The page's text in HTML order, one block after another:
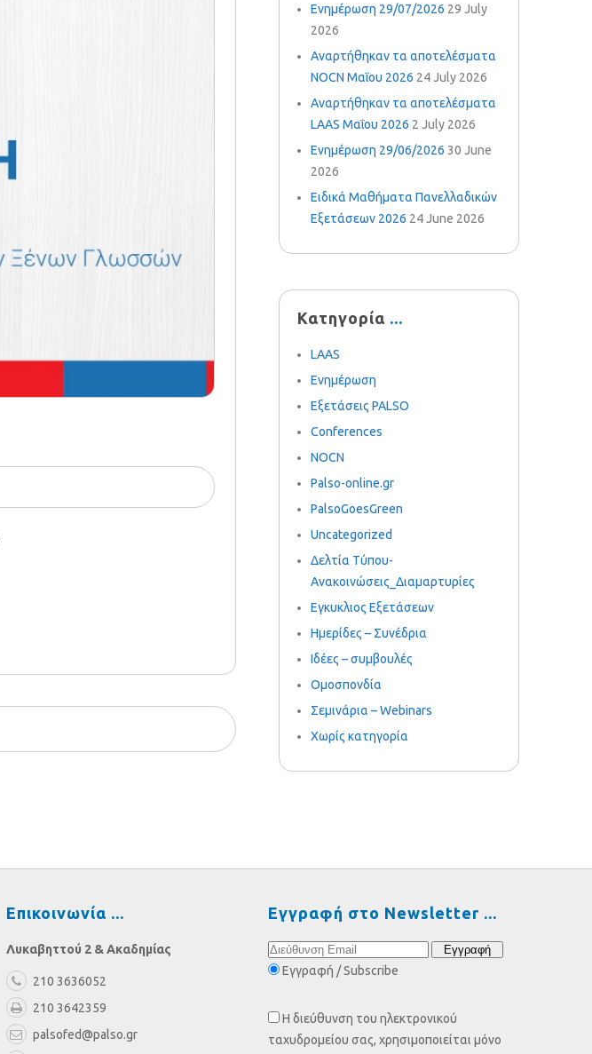
Ενημέρωση 29/07/2026 29 July
2026
Αναρτήθηκαν τα αποτελέσματα
NOCN Μαΐου 2026 24 July 2026
Αναρτήθηκαν τα αποτελέσματα
LAAS Μαΐου 2026 2 July 2026
Ενημέρωση 29/06/2026 30 June
2026
Ειδικά Μαθήματα Πανελλαδικών
Εξετάσεων 2026 24 June 2026
Κατηγορία
LAAS
Ενημέρωση
Εξετάσεις PALSO
Conferences
NOCN
Palso-online.gr
PalsoGoesGreen
Uncategorized
Δελτία Τύπου-
Ανακοινώσεις_Διαμαρτυρίες
Εγκυκλιος Εξετάσεων
Ημερίδες – Συνέδρια
Ιδέες – συμβουλές
Ομοσπονδία
Σεμινάρια – Webinars
Χωρίς κατηγορία
Επικοινωνία
Λυκαβηττού 2 & Ακαδημίας
210 3636052
210 3642359
palsofed@palso.gr
Εγγραφή στο Newsletter
Εγγραφή / Subscribe
Η διεύθυνση του ηλεκτρονικού
ταχυδρομείου σας, χρησιμοποιείται μόνο